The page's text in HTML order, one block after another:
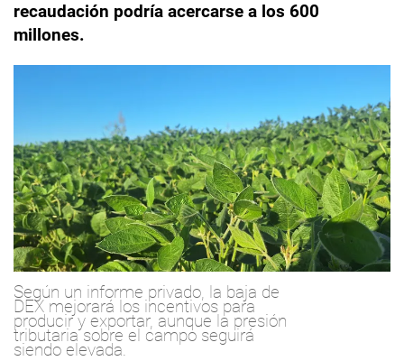
recaudación podría acercarse a los 600
millones.
Según un informe privado, la baja de
DEX mejorará los incentivos para
producir y exportar, aunque la presión
tributaria sobre el campo seguirá
siendo elevada.